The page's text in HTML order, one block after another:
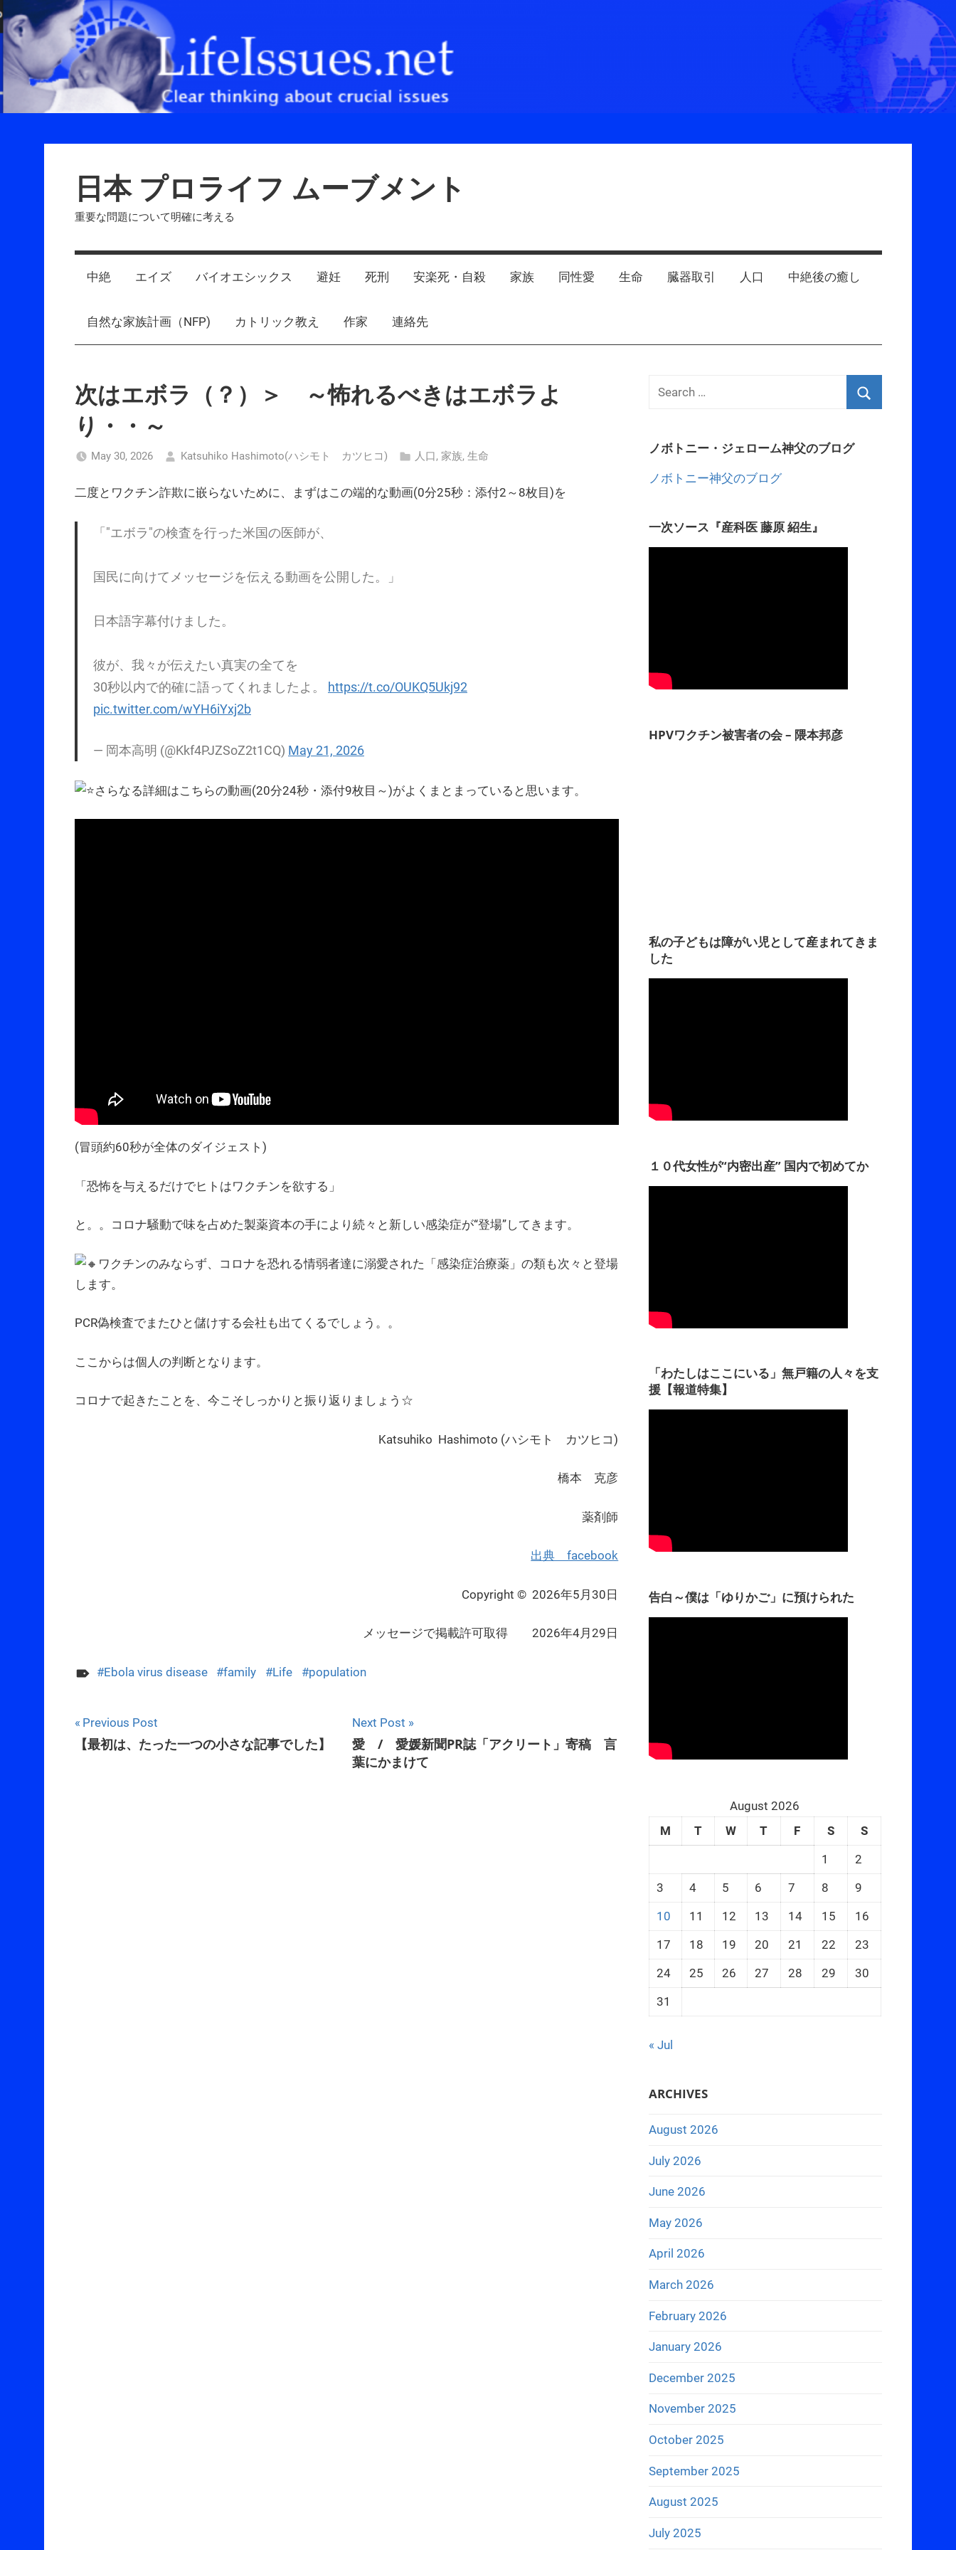
Skip
to
content
日本 プロライフ ムーブメント
重要な問題について明確に考える
中絶 エイズ バイオエシックス 避妊 死刑 安楽死・自殺 家族 同性愛 生命 臓器取引 人口 中絶後の癒し
自然な家族計画（NFP) カトリック教え 作家 連絡先
次はエボラ（？）＞ ～怖れるべきはエボラよ
り・・～
May 30, 2026 Katsuhiko Hashimoto(ハシモト カツヒコ) 人口, 家族, 生命
二度とワクチン詐欺に嵌らないために、まずはこの端的な動画(0分25秒：添付2～8枚目)を
「"エボラ"の検査を行った米国の医師が、
国民に向けてメッセージを伝える動画を公開した。」
日本語字幕付けました。
彼が、我々が伝えたい真実の全てを
30秒以内で的確に語ってくれましたよ。 https://t.co/OUKQ5Ukj92
pic.twitter.com/wYH6iYxj2b
— 岡本高明 (@Kkf4PJZSoZ2t1CQ) May 21, 2026
さらなる詳細はこちらの動画(20分24秒・添付9枚目～)がよくまとまっていると思います。
(冒頭約60秒が全体のダイジェスト)
「恐怖を与えるだけでヒトはワクチンを欲する」
と。。コロナ騒動で味を占めた製薬資本の手により続々と新しい感染症が“登場”してきます。
ワクチンのみならず、コロナを恐れる情弱者達に溺愛された「感染症治療薬」の類も次々と登場
します。
PCR偽検査でまたひと儲けする会社も出てくるでしょう。。
ここからは個人の判断となります。
コロナで起きたことを、今こそしっかりと振り返りましょう☆
Katsuhiko Hashimoto (ハシモト カツヒコ)
橋本 克彦
薬剤師
出典 facebook
Copyright © 2026年5月30日
メッセージで掲載許可取得 2026年4月29日
Ebola virus disease family Life population
Post
navigation
Previous Post
【最初は、たった一つの小さな記事でした】
Next Post
愛 / 愛媛新聞PR誌「アクリート」寄稿 言
葉にかまけて
ノボトニー・ジェローム神父のブログ
ノボトニー神父のブログ
一次ソース『産科医 藤原 紹生』
HPVワクチン被害者の会 – 隈本邦彦
私の子どもは障がい児として産まれてきま
した
１０代女性が“内密出産” 国内で初めてか
「わたしはここにいる」無戸籍の人々を支
援【報道特集】
告白～僕は「ゆりかご」に預けられた
August 2026
M
T W T F S
S
1
2
3
4 5 6 7 8
9
10
11 12 13 14 15
16
17
18 19 20 21 22
23
24
25 26 27 28 29
30
31
« Jul
ARCHIVES
August 2026
July 2026
June 2026
May 2026
April 2026
March 2026
February 2026
January 2026
December 2025
November 2025
October 2025
September 2025
August 2025
July 2025